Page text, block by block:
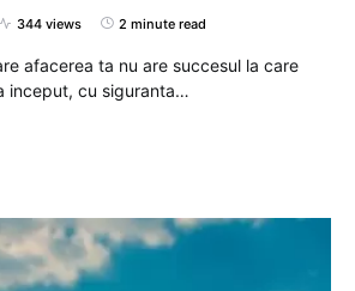
344 views 2 minute read
afacerea ta nu are succesul la care
inceput, cu siguranta…